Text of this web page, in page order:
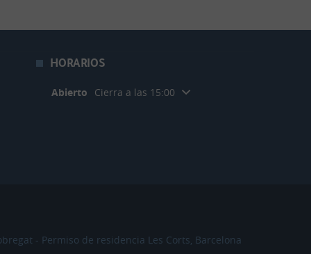
HORARIOS
Abierto Cierra a las 15:00
Permiso de residencia Les Corts, Barcelona